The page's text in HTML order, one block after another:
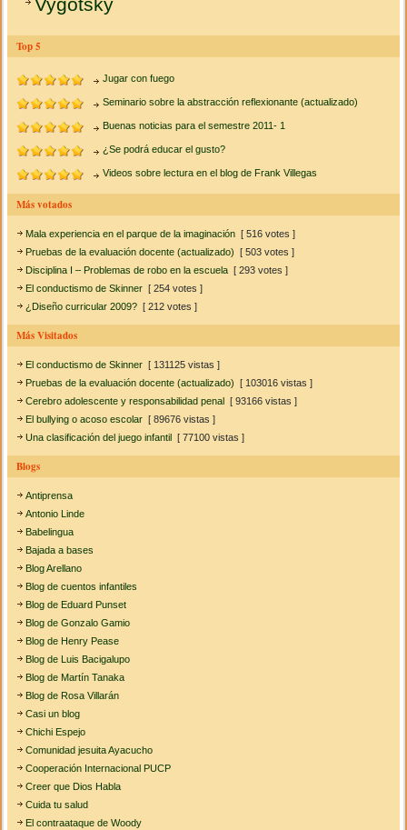
Vygotsky
Top 5
Jugar con fuego
Seminario sobre la abstracción reflexionante (actualizado)
Buenas noticias para el semestre 2011- 1
¿Se podrá educar el gusto?
Videos sobre lectura en el blog de Frank Villegas
Más votados
Mala experiencia en el parque de la imaginación [ 516 votes ]
Pruebas de la evaluación docente (actualizado)
[ 503 votes ]
Disciplina I – Problemas de robo en la escuela [ 293 votes ]
El conductismo de Skinner [ 254 votes ]
¿Diseño curricular 2009? [ 212 votes ]
Más Visitados
El conductismo de Skinner [ 131125 vistas ]
Pruebas de la evaluación docente (actualizado)
[ 103016 vistas ]
Cerebro adolescente y responsabilidad penal
[ 93166 vistas ]
El bullying o acoso escolar [ 89676 vistas ]
Una clasificación del juego infantil
[ 77100 vistas ]
Blogs
Antiprensa
Antonio Linde
Babelingua
Bajada a bases
Blog Arellano
Blog de cuentos infantiles
Blog de Eduard Punset
Blog de Gonzalo Gamio
Blog de Henry Pease
Blog de Luis Bacigalupo
Blog de Martín Tanaka
Blog de Rosa Villarán
Casi un blog
Chichi Espejo
Comunidad jesuita Ayacucho
Cooperación Internacional PUCP
Creer que Dios Habla
Cuida tu salud
El contraataque de Woody